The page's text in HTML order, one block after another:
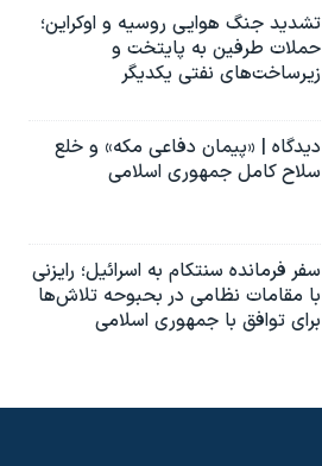
تشدید جنگ هوایی روسیه و اوکراین؛
حملات طرفین به پایتخت‌ و
زیرساخت‌های نفتی یکدیگر
دیدگاه | «پیمان دفاعی مکه» و خلع
سلاح کامل جمهوری اسلامی
سفر فرمانده سنتکام به اسرائیل؛ رایزنی
با مقامات نظامی در بحبوحه تلاش‌ها
برای توافق با جمهوری اسلامی